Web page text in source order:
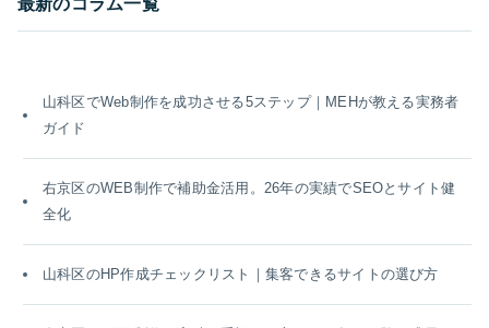
山科区でWeb制作を成功させる5ステップ｜MEHが教える実務者
ガイド
右京区のWEB制作で補助金活用。26年の実績でSEOとサイト健
全化
山科区のHP作成チェックリスト｜集客できるサイトの選び方